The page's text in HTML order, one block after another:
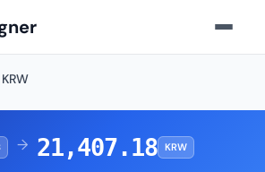
→ 21,407.18 KRW